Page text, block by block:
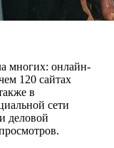
многих: онлайн-
120 сайтах
в
сети
деловой